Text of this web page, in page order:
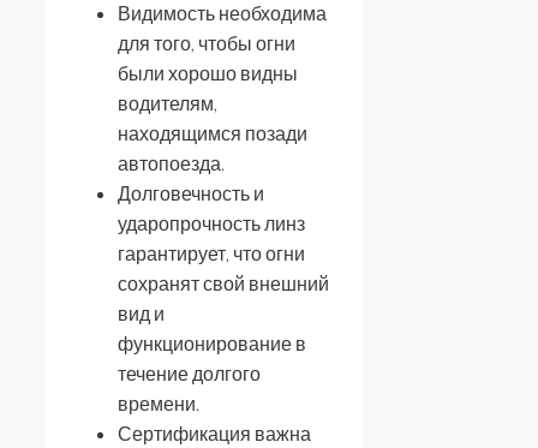
Видимость необходима
для того, чтобы огни
были хорошо видны
водителям,
находящимся позади
автопоезда.
Долговечность и
ударопрочность линз
гарантирует, что огни
сохранят свой внешний
вид и
функционирование в
течение долгого
времени.
Сертификация важна